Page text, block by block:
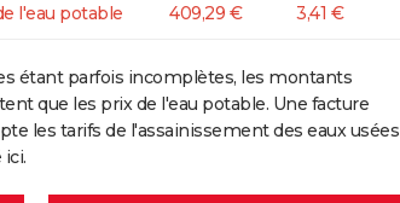
l'eau potable 409,29 € 3,41 €
étant parfois incomplètes, les montants
que les prix de l'eau potable. Une facture
les tarifs de l'assainissement des eaux usées